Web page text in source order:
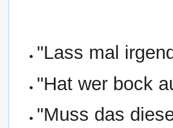
"Lass mal
"Hat wer bock
"Muss das